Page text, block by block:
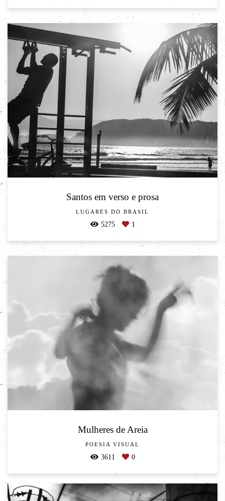
Santos em verso e prosa
LUGARES DO BRASIL
5275 1
Mulheres de Areia
POESIA VISUAL
3611 0